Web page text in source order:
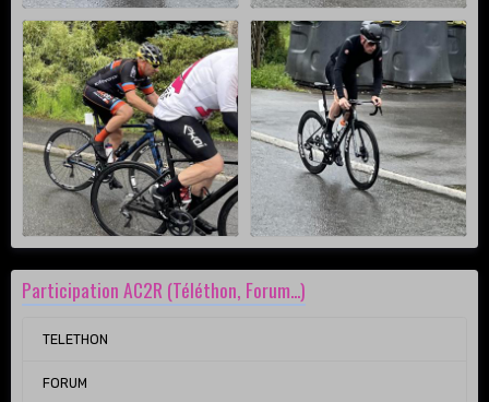
Participation AC2R (Téléthon, Forum...)
TELETHON
FORUM